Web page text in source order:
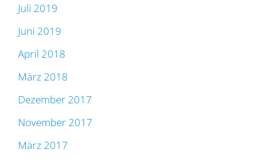
Juli 2019
Juni 2019
April 2018
März 2018
Dezember 2017
November 2017
März 2017